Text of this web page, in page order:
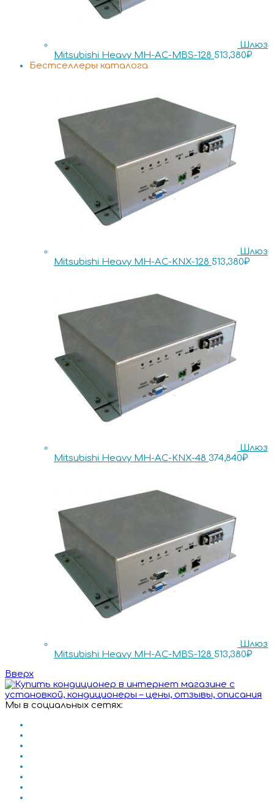
Шлюз
Mitsubishi Heavy MH-AC-MBS-128 513,380₽
Бестселлеры каталога
Шлюз
Mitsubishi Heavy MH-AC-KNX-128 513,380₽
Шлюз
Mitsubishi Heavy MH-AC-KNX-48 374,840₽
Шлюз
Mitsubishi Heavy MH-AC-MBS-128 513,380₽
Вверх
Мы в социальных сетях: